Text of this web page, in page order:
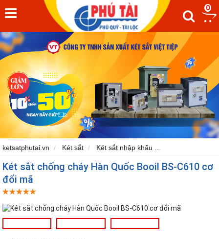
0
ketsatphutai.vn Két sắt Két sắt nhập khẩu
Két sắt chống cháy Hàn Quốc Booil BS-C610 cơ
đổi mã
31%